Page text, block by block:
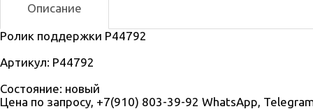
Описание
Ролик поддержки Р44792
Артикул: P44792
Состояние: новый
Цена по запросу, +7(910) 803-39-92 WhatsApp,